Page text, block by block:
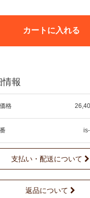
ている為、在庫切れの場
望の場合、通常通りカ
カートに入れる
報
格
支払い・配送について
返品について